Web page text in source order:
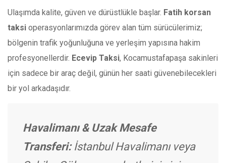
Ulaşımda kalite, güven ve dürüstlükle başlar. Fatih korsan
taksi operasyonlarımızda görev alan tüm sürücülerimiz;
bölgenin trafik yoğunluğuna ve yerleşim yapısına hakim
profesyonellerdir. Ecevip Taksi, Kocamustafapaşa sakinleri
için sadece bir araç değil, günün her saati güvenebilecekleri
bir yol arkadaşıdır.
Havalimanı & Uzak Mesafe
Transferi:İstanbul Havalimanı veya